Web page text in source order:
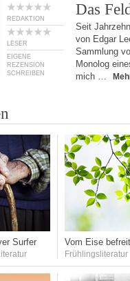
REDAKTION
LESER
EIGENE
REZENSION
SCHREIBEN
Das
Seit
von Edgar
Sammlung
Monolog
mich …
Surfer Vom Eise befreit
Frühlingsliteratur